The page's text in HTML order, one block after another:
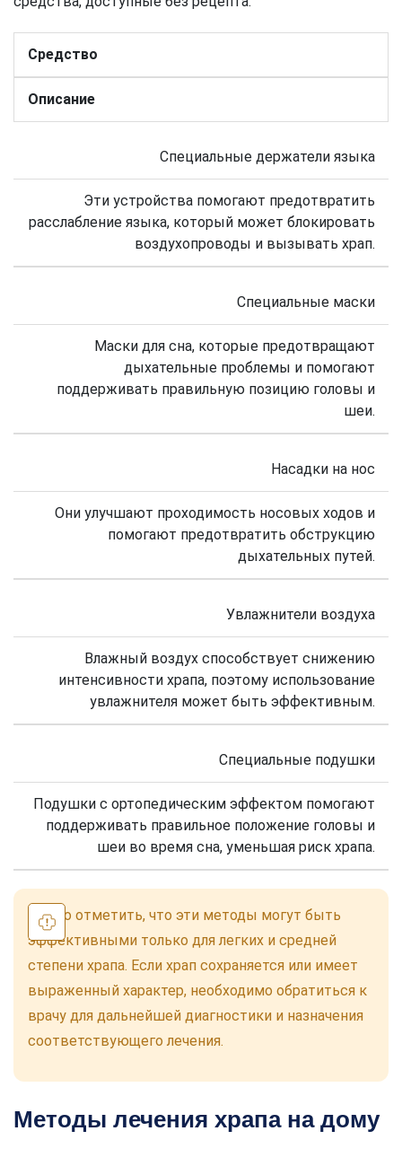
Средство
Описание
Специальные держатели языка
Эти устройства помогают предотвратить
расслабление языка, который может блокировать
воздухопроводы и вызывать храп.
Специальные маски
Маски для сна, которые предотвращают
дыхательные проблемы и помогают
поддерживать правильную позицию головы и
шеи.
Насадки на нос
Они улучшают проходимость носовых ходов и
помогают предотвратить обструкцию
дыхательных путей.
Увлажнители воздуха
Влажный воздух способствует снижению
интенсивности храпа, поэтому использование
увлажнителя может быть эффективным.
Специальные подушки
Подушки с ортопедическим эффектом помогают
поддерживать правильное положение головы и
шеи во время сна, уменьшая риск храпа.
Важно отметить, что эти методы могут быть
эффективными только для легких и средней
степени храпа. Если храп сохраняется или имеет
выраженный характер, необходимо обратиться к
врачу для дальнейшей диагностики и назначения
соответствующего лечения.
Методы лечения храпа на дому